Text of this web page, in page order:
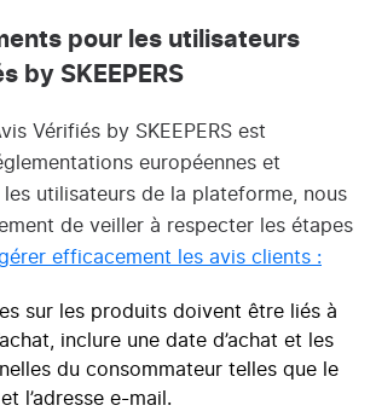
pour les utilisateurs
by SKEEPERS
Vérifiés by SKEEPERS est
européennes et
les utilisateurs de la plateforme, nous
de veiller à respecter les étapes
efficacement les avis clients :
sur les produits doivent être liés à
inclure une date d’achat et les
du consommateur telles que le
l’adresse e-mail.